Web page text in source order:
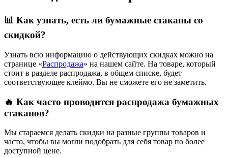
📊 Как узнать, есть ли бумажные стаканы со
скидкой?
Узнать всю информацию о действующих скидках можно на
странице «Распродажа» на нашем сайте. На товаре, который
стоит в разделе распродажа, в общем списке, будет
соответствующее клеймо. Вы не сможете его не заметить.
🔥 Как часто проводится распродажа бумажных
стаканов?
Мы стараемся делать скидки на разные группы товаров и
часто, чтобы вы могли подобрать для себя товар по более
доступной цене.